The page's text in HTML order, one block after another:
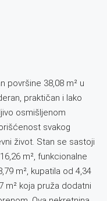
površine 38,08 m² u
praktičan i lako
osmišljenom
svakog
život. Stan se sastoji
m², funkcionalne
m², kupatila od 4,34
m² koja pruža dodatni